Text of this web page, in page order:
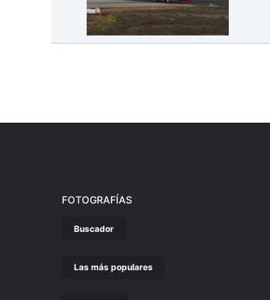
FOTOGRAFÍAS
Buscador
Las más populares